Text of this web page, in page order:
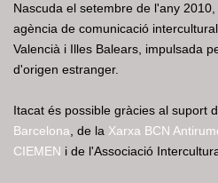
Nascuda el setembre de l'any
agència de comunicació
Valencià i Illes Balears, impulsada
d'origen estranger.
Itacat és possible gràcies al suport
Barcelona , de la Xarxa BCN
CIEMEN i de l'Associació